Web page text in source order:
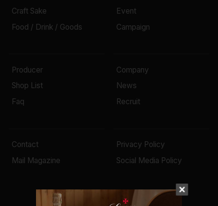
Craft Sake
Food / Drink / Goods
Event
Campaign
Producer
Shop List
Faq
Company
News
Recruit
Contact
Mail Magazine
Privacy Policy
Social Media Policy